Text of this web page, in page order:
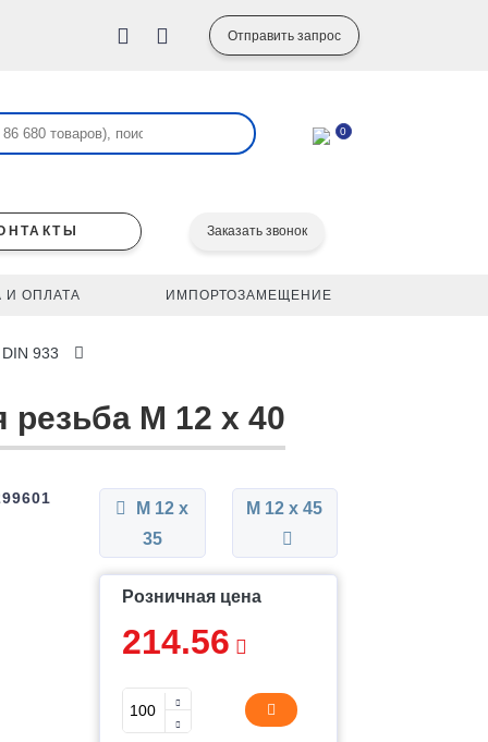
Отправить запрос
0
Заказать звонок
И ОПЛАТА ИМПОРТОЗАМЕЩЕНИЕ
933
резьба M 12 x 40
М 12 x
35
М 12 x 45
Розничная цена
214.56